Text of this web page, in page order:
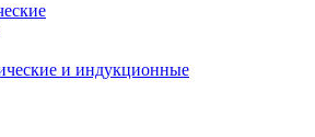
и индукционные